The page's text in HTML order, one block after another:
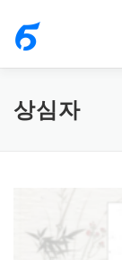
상심자